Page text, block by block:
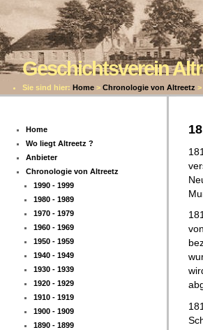
Geschichtsverein
Sie sind hier: Home > Chronologie von Altreetz >
Home
Wo liegt Altreetz ?
Anbieter
Chronologie von Altreetz
1990 - 1999
1980 - 1989
1970 - 1979
1960 - 1969
1950 - 1959
1940 - 1949
1930 - 1939
1920 - 1929
1910 - 1919
1900 - 1909
1890 - 1899